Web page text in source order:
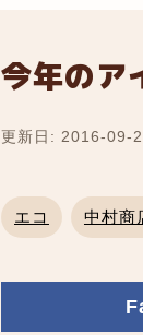
今年のア
更新日: 2016-09-
エコ 中村商